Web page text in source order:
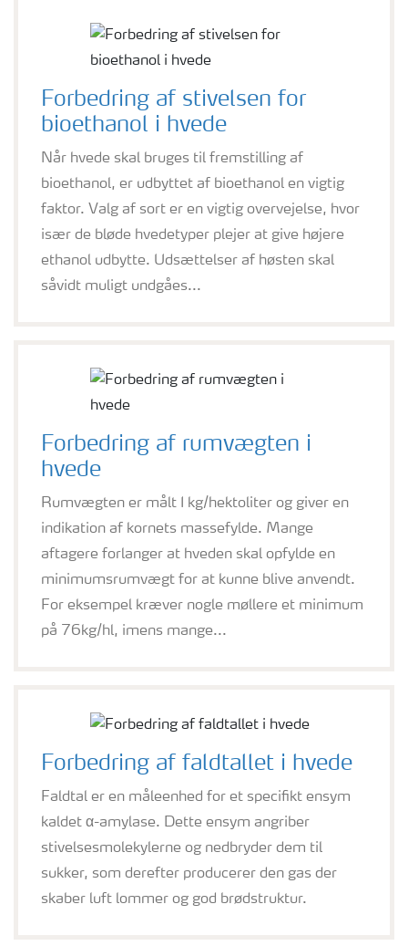
Forbedring af stivelsen for
bioethanol i hvede
Når hvede skal bruges til fremstilling af
bioethanol, er udbyttet af bioethanol en vigtig
faktor. Valg af sort er en vigtig overvejelse, hvor
især de bløde hvedetyper plejer at give højere
ethanol udbytte. Udsættelser af høsten skal
såvidt muligt undgåes...
Forbedring af rumvægten i
hvede
Rumvægten er målt I kg/hektoliter og giver en
indikation af kornets massefylde. Mange
aftagere forlanger at hveden skal opfylde en
minimumsrumvægt for at kunne blive anvendt.
For eksempel kræver nogle møllere et minimum
på 76kg/hl, imens mange...
Forbedring af faldtallet i hvede
Faldtal er en måleenhed for et specifikt ensym
kaldet α-amylase. Dette ensym angriber
stivelsesmolekylerne og nedbryder dem til
sukker, som derefter producerer den gas der
skaber luft lommer og god brødstruktur.